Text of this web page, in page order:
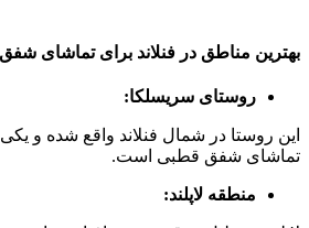
بهترین مناطق در فنلاند برای تماشای
روستای سریسلکا:
این روستا در شمال فنلاند واقع شده و
تماشای شفق قطبی است.
منطقه لاپلند: